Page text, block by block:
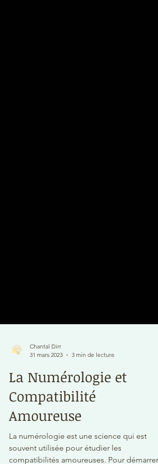
31 mars 2023
3 min de lecture
La Numérologie et
Compatibilité
Amoureuse
La numérologie est une science qui est